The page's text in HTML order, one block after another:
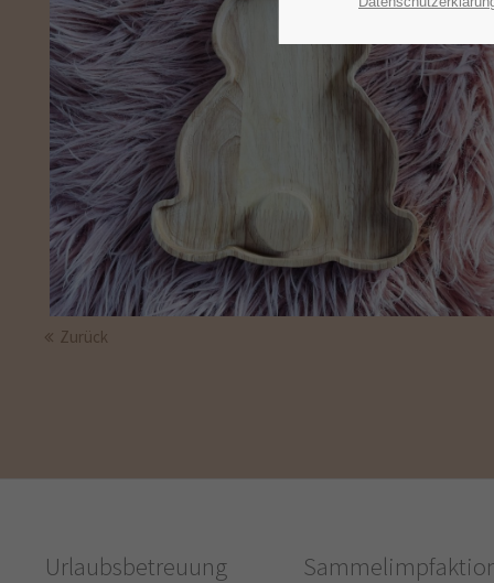
Zurück
Urlaubsbetreuung